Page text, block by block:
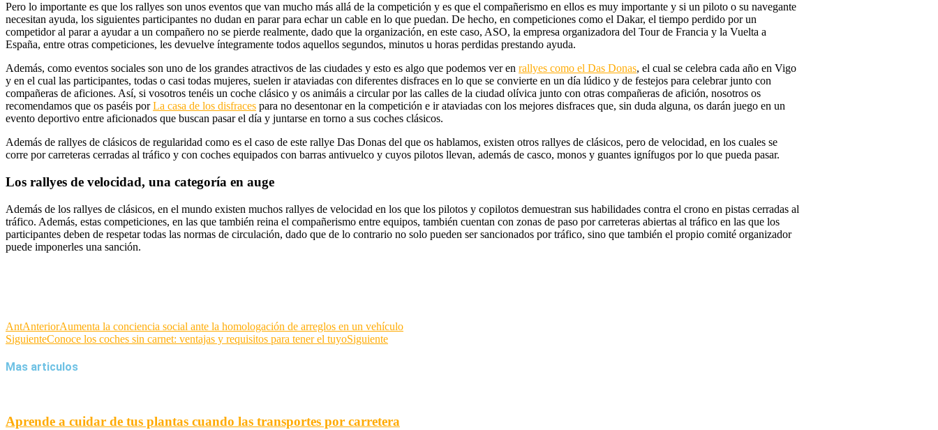
Pero lo importante es que los rallyes son unos eventos que van mucho más allá de la competición y es que el compañerismo en ellos es muy importante y si un piloto o su navegante
necesitan ayuda, los siguientes participantes no dudan en parar para echar un cable en lo que puedan. De hecho, en competiciones como el Dakar, el tiempo perdido por un
competidor al parar a ayudar a un compañero no se pierde realmente, dado que la organización, en este caso, ASO, la empresa organizadora del Tour de Francia y la Vuelta a
España, entre otras competiciones, les devuelve íntegramente todos aquellos segundos, minutos u horas perdidas prestando ayuda.
Además, como eventos sociales son uno de los grandes atractivos de las ciudades y esto es algo que podemos ver en rallyes como el Das Donas, el cual se celebra cada año en Vigo
y en el cual las participantes, todas o casi todas mujeres, suelen ir ataviadas con diferentes disfraces en lo que se convierte en un día lúdico y de festejos para celebrar junto con
compañeras de aficiones. Así, si vosotros tenéis un coche clásico y os animáis a circular por las calles de la ciudad olívica junto con otras compañeras de afición, nosotros os
recomendamos que os paséis porLa casa de los disfraces para no desentonar en la competición e ir ataviadas con los mejores disfraces que, sin duda alguna, os darán juego en un
evento deportivo entre aficionados que buscan pasar el día y juntarse en torno a sus coches clásicos.
Además de rallyes de clásicos de regularidad como es el caso de este rallye Das Donas del que os hablamos, existen otros rallyes de clásicos, pero de velocidad, en los cuales se
corre por carreteras cerradas al tráfico y con coches equipados con barras antivuelco y cuyos pilotos llevan, además de casco, monos y guantes ignífugos por lo que pueda pasar.
Los rallyes de velocidad, una categoría en auge
Además de los rallyes de clásicos, en el mundo existen muchos rallyes de velocidad en los que los pilotos y copilotos demuestran sus habilidades contra el crono en pistas cerradas al
tráfico. Además, estas competiciones, en las que también reina el compañerismo entre equipos, también cuentan con zonas de paso por carreteras abiertas al tráfico en las que los
participantes deben de respetar todas las normas de circulación, dado que de lo contrario no solo pueden ser sancionados por tráfico, sino que también el propio comité organizador
puede imponerles una sanción.
AntAnteriorAumenta la conciencia social ante la homologación de arreglos en un vehículo
SiguienteConoce los coches sin carnet: ventajas y requisitos para tener el tuyoSiguiente
Mas articulos
Aprende a cuidar de tus plantas cuando las transportes por carretera